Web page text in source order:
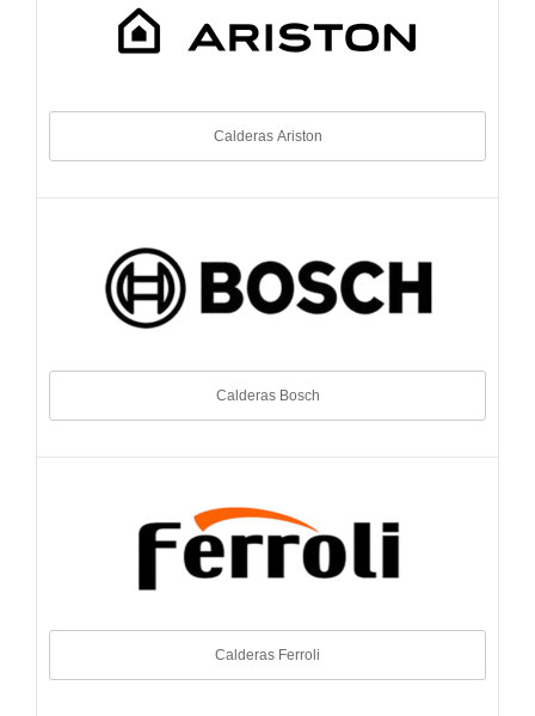
Calderas Ariston
Calderas Bosch
Calderas Ferroli